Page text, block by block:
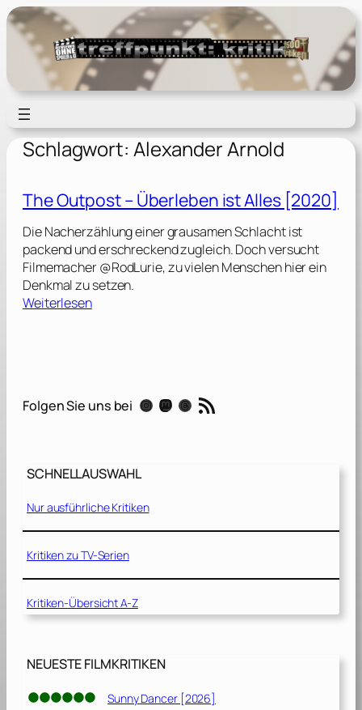
Zum
Inhalt
springen
Schlagwort: Alexander Arnold
The Outpost – Überleben ist Alles [2020]
Die Nacherzählung einer grausamen Schlacht ist
packend und erschreckend zugleich. Doch versucht
Filmemacher @RodLurie, zu vielen Menschen hier ein
Denkmal zu setzen.
Weiterlesen:
t
t
–
Ü
b
l
e
e
i
Folgen Sie uns bei Instagram Mastodon Threads RSS-Feed
SCHNELLAUSWAHL
Nur ausführliche Kritiken
Kritiken zu TV-Serien
Kritiken-Übersicht A-Z
NEUESTE FILMKRITIKEN
Sunny Dancer [2026]